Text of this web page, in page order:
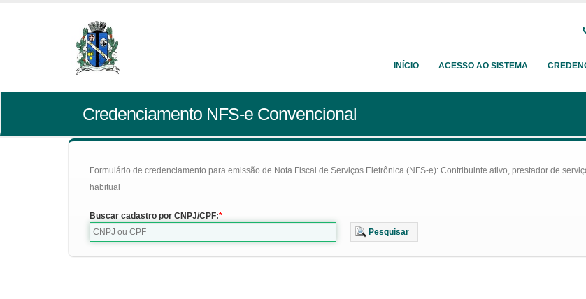
INÍCIO ACESSO AO SISTEMA
Credenciamento NFS-e Convencional
Formulário de credenciamento para emissão de Nota Fiscal de Serviços Eletrônica (NFS-e): Contribuinte ativo, prestador de
habitual
Buscar cadastro por CNPJ/CPF:
Pesquisar